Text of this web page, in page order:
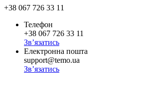
+38 067 726 33 11
Телефон
+38 067 726 33 11
Зв’язатись
Електронна пошта
support@temo.ua
Зв’язатись